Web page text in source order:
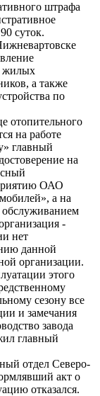
штрафа
суток.
жилых
а также
по
отопительного
на работе
главный
на
ОАО
а на
обслуживанием
-
нет
данной
организации.
этого
сезону все
и замечания
завода
главный
отдел Северо-
акт о
отказался.